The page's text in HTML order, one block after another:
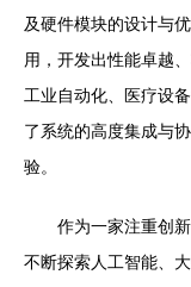
及硬件模块的设计与
用，开发出性能卓越
工业自动化、医疗设
了系统的高度集成与
验。
作为一家注重创
不断探索人工智能、